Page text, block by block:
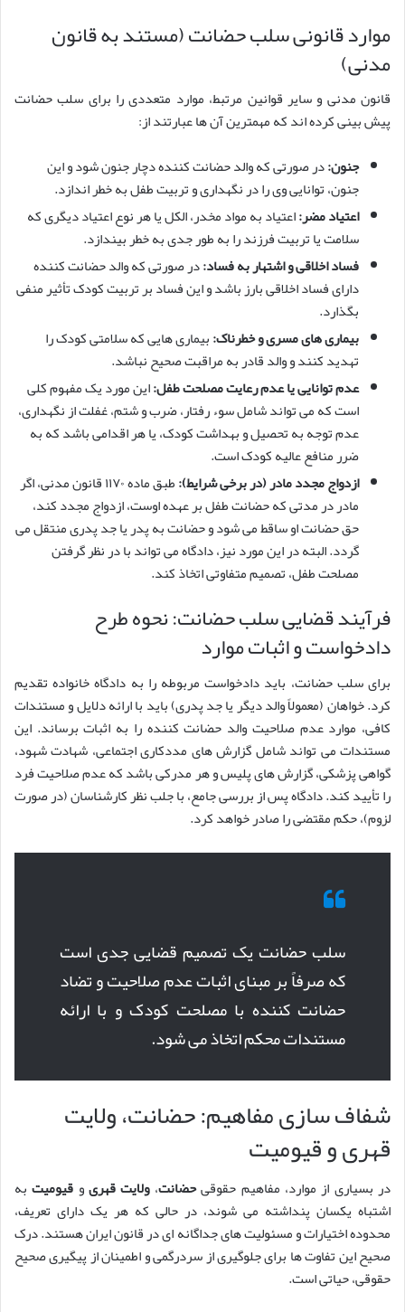
موارد قانونی سلب حضانت (مستند به قانون
مدنی)
قانون مدنی و سایر قوانین مرتبط، موارد متعددی را برای سلب حضانت
پیش بینی کرده اند که مهمترین آن ها عبارتند از:
جنون:در صورتی که والد حضانت کننده دچار جنون شود و این
جنون، توانایی وی را در نگهداری و تربیت طفل به خطر اندازد.
اعتیاد مضر:اعتیاد به مواد مخدر، الکل یا هر نوع اعتیاد دیگری که
سلامت یا تربیت فرزند را به طور جدی به خطر بیندازد.
فساد اخلاقی و اشتهار به فساد:در صورتی که والد حضانت کننده
دارای فساد اخلاقی بارز باشد و این فساد بر تربیت کودک تأثیر منفی
بگذارد.
بیماری های مسری و خطرناک:بیماری هایی که سلامتی کودک را
تهدید کنند و والد قادر به مراقبت صحیح نباشد.
عدم توانایی یا عدم رعایت مصلحت طفل:این مورد یک مفهوم کلی
است که می تواند شامل سوء رفتار، ضرب و شتم، غفلت از نگهداری،
عدم توجه به تحصیل و بهداشت کودک، یا هر اقدامی باشد که به
ضرر منافع عالیه کودک است.
ازدواج مجدد مادر (در برخی شرایط):
طبق ماده ۱۱۷۰ قانون مدنی، اگر
مادر در مدتی که حضانت طفل بر عهده اوست، ازدواج مجدد کند،
حق حضانت او ساقط می شود و حضانت به پدر یا جد پدری منتقل می
گردد. البته در این مورد نیز، دادگاه می تواند با در نظر گرفتن
مصلحت طفل، تصمیم متفاوتی اتخاذ کند.
فرآیند قضایی سلب حضانت: نحوه طرح
دادخواست و اثبات موارد
برای سلب حضانت، باید دادخواست مربوطه را به دادگاه خانواده تقدیم
کرد. خواهان (معمولاً والد دیگر یا جد پدری) باید با ارائه دلایل و مستندات
کافی، موارد عدم صلاحیت والد حضانت کننده را به اثبات برساند. این
مستندات می تواند شامل گزارش های مددکاری اجتماعی، شهادت شهود،
گواهی پزشکی، گزارش های پلیس و هر مدرکی باشد که عدم صلاحیت فرد
را تأیید کند. دادگاه پس از بررسی جامع، با جلب نظر کارشناسان (در صورت
لزوم)، حکم مقتضی را صادر خواهد کرد.
سلب حضانت یک تصمیم قضایی جدی است
که صرفاً بر مبنای اثبات عدم صلاحیت و تضاد
حضانت کننده با مصلحت کودک و با ارائه
مستندات محکم اتخاذ می شود.
شفاف سازی مفاهیم: حضانت، ولایت
قهری و قیومیت
در بسیاری از موارد، مفاهیم حقوقیحضانت،ولایت قهریو قیومیتبه
اشتباه یکسان پنداشته می شوند، در حالی که هر یک دارای تعریف،
محدوده اختیارات و مسئولیت های جداگانه ای در قانون ایران هستند. درک
صحیح این تفاوت ها برای جلوگیری از سردرگمی و اطمینان از پیگیری صحیح
حقوقی، حیاتی است.